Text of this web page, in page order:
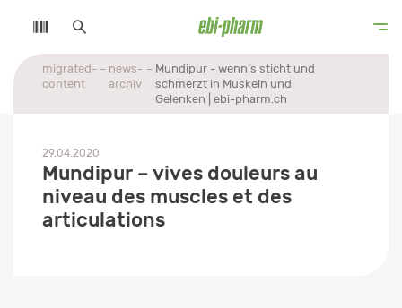
migrated-
content
news-
archiv
Mundipur - wenn’s sticht und
schmerzt in Muskeln und
Gelenken | ebi-pharm.ch
29.04.2020
Mundipur – vives douleurs au
niveau des muscles et des
articulations